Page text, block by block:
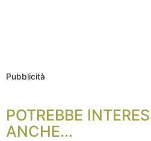
Pubblicità
POTREBBE
ANCHE...